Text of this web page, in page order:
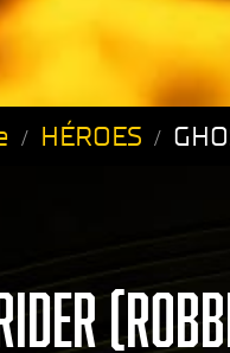
HÉROES